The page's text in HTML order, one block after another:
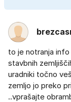
to je notranja
stavbnih
uradniki točno
zemljo jo preko
..vprašajte